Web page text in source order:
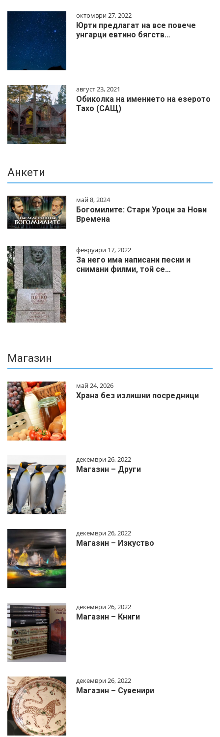
октомври 27, 2022
Юрти предлагат на все повече
унгарци евтино бягств…
август 23, 2021
Обиколка на имението на езерото
Тахо (САЩ)
Анкети
май 8, 2024
Богомилите: Стари Уроци за Нови
Времена
февруари 17, 2022
За него има написани песни и
снимани филми, той се…
Магазин
май 24, 2026
Храна без излишни посредници
декември 26, 2022
Магазин – Други
декември 26, 2022
Магазин – Изкуство
декември 26, 2022
Магазин – Книги
декември 26, 2022
Магазин – Сувенири